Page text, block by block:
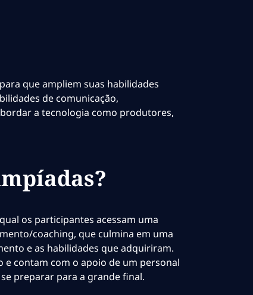
que ampliem suas habilidades
de comunicação,
a tecnologia como produtores,
os participantes acessam uma
coaching, que culmina em uma
e as habilidades que adquiriram.
contam com o apoio de um personal
preparar para a grande final.